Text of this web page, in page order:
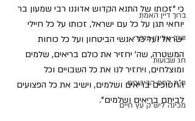
ברוך דיין האמת
הרב אליהו ענקרי
חג שבועות
ת"ת לחם הביכורים
מכינה ליש"ק עץ חיים
כי “זכותו של התנא הקדוש אדוננו רבי שמעון בר
יוחאי תגן על כל עם ישראל, זכותו על כל חיילי
ישראל ועל כל אנשי הביטחון ועל כל כוחות
המשטרה, שה’ יחזיר את כולם בריאים, שלמים
ומוצלחים, ויחזיר לנו את כל השבויים וכל
החטופים בריאים ושלמים, וישיב את כל הפצועים
לביתם בריאים ושלמים”.